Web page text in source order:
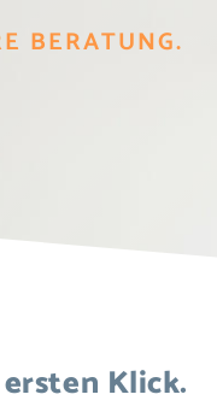
BERATUNG.
Klick.